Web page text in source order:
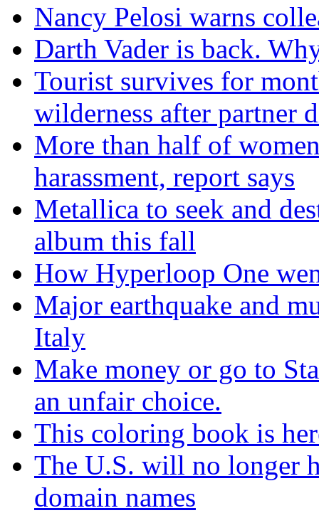
Nancy Pelosi warns
Darth Vader is back.
Tourist survives for
wilderness after partner
More than half of
harassment, report says
Metallica to seek and
album this fall
How Hyperloop One
Major earthquake and
Italy
Make money or go to
an unfair choice.
This coloring book is
The U.S. will no longer
domain names